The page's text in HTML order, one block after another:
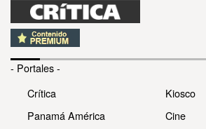
- Portales -
Crítica
Panamá América
Kiosco
Cine